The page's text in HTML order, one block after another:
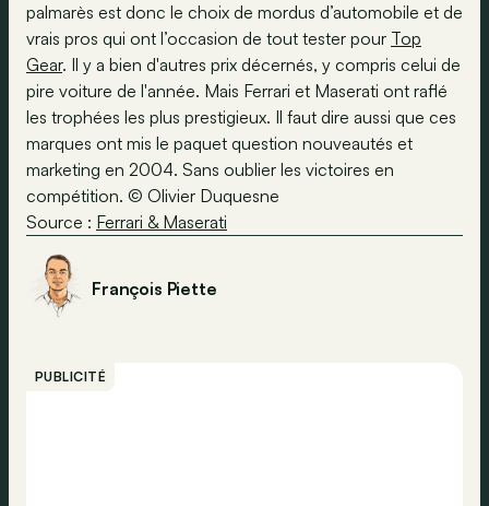
palmarès est donc le choix de mordus d’automobile et de
vrais pros qui ont l’occasion de tout tester pour Top
Gear. Il y a bien d'autres prix décernés, y compris celui de
pire voiture de l'année. Mais Ferrari et Maserati ont raflé
les trophées les plus prestigieux. Il faut dire aussi que ces
marques ont mis le paquet question nouveautés et
marketing en 2004. Sans oublier les victoires en
compétition. © Olivier Duquesne
Source : Ferrari & Maserati
François Piette
PUBLICITÉ